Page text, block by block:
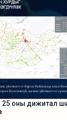
25 оны дижитал